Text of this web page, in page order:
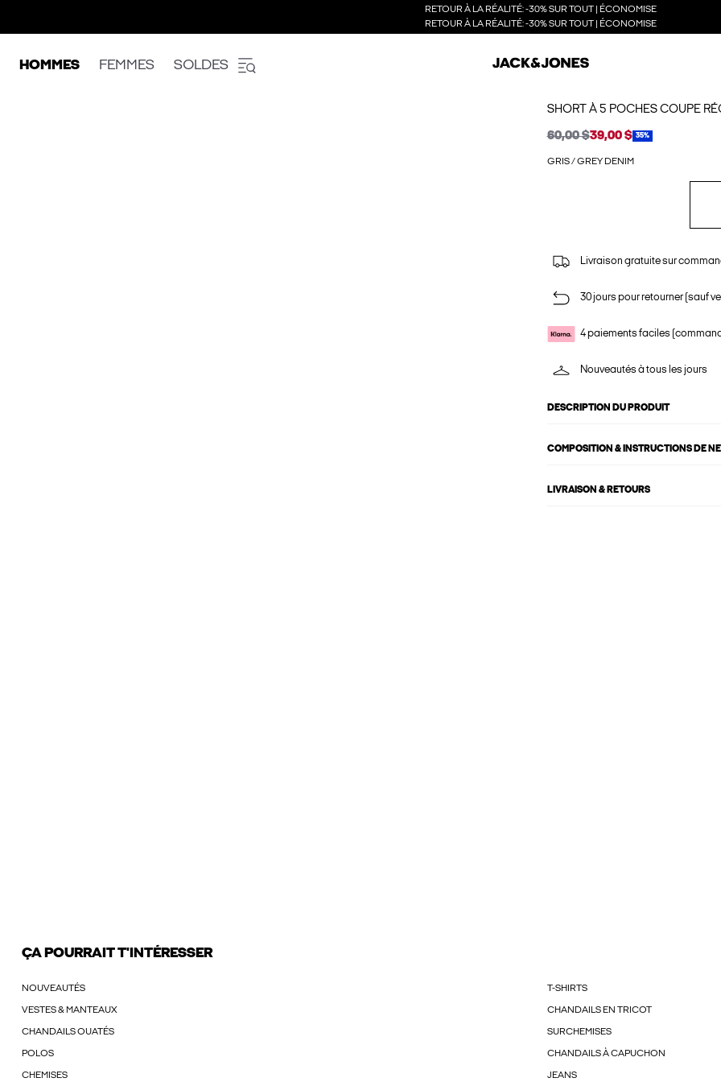
RETOUR À LA RÉALITÉ: -30% SUR TOUT | ÉCONOMISE
RETOUR À LA RÉALITÉ: -30% SUR TOUT | ÉCONOMISE
HOMMES FEMMES SOLDES
SHORT À 5 POCHES COUPE
60,00 $39,00 $ 35%
GRIS / GREY DENIM
Livraison gratuite sur
30 jours pour retourner (sauf
4 paiements faciles
Nouveautés à tous les jours
DESCRIPTION DU PRODUIT
COMPOSITION & INSTRUCTIONS DE
LIVRAISON & RETOURS
ÇA POURRAIT T'INTÉRESSER
NOUVEAUTÉS T-SHIRTS
VESTES & MANTEAUX CHANDAILS EN TRICOT
CHANDAILS OUATÉS SURCHEMISES
POLOS CHANDAILS À CAPUCHON
CHEMISES JEANS